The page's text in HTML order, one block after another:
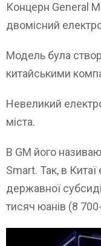
Концерн General
двомісний
Модель була
китайськими
Невеликий
міста.
В GM його
Smart. Так, в
державної
тисяч юанів (8